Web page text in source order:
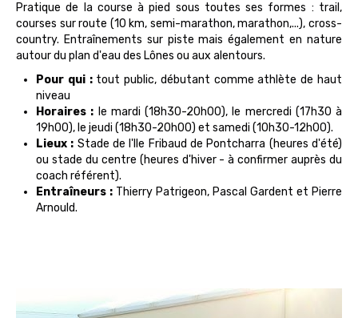
Pratique de la course à pied sous toutes ses formes : trail,
courses sur route (10 km, semi-marathon, marathon,...), cross-
country. Entraînements sur piste mais également en nature
autour du plan d'eau des Lônes ou aux alentours.
Pour qui :tout public, débutant comme athlète de haut
niveau
Horaires : le mardi (18h30-20h00), le mercredi (17h30 à
19h00), le jeudi (18h30-20h00) et samedi (10h30-12h00).
Lieux : Stade de l'Ile Fribaud de Pontcharra (heures d'été)
ou stade du centre (heures d'hiver - à confirmer auprès du
coach référent).
Entraîneurs : Thierry Patrigeon, Pascal Gardent et Pierre
Arnould.